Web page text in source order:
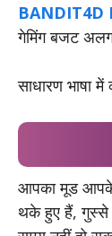
BANDIT4D
गेमिंग बजट अलग
साधारण भाषा
आपका मूड आपके
थके हुए हैं, गुस्से